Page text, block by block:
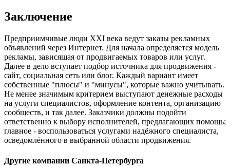
Заключение
Предприимчивые люди XXI века ведут заказы рекламных
объявлений через Интернет. Для начала определяется модель
рекламы, зависящая от продвигаемых товаров или услуг.
Далее в дело вступает подбор источника для продвижения -
сайт, социальная сеть или блог. Каждый вариант имеет
собственные "плюсы" и "минусы", которые важно учитывать.
Не менее значимым критерием выступают денежные расходы
на услуги специалистов, оформление контента, организацию
сообществ, и так далее. Заказчики должны подойти
ответственно к выбору исполнителей, предлагающих помощь;
главное - воспользоваться услугами надёжного специалиста,
осведомлённого в выбранной области продвижения.
Другие компании Санкта-Петербурга